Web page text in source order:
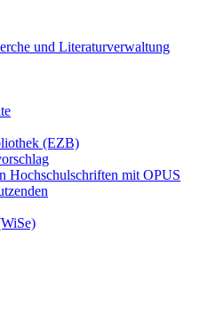
und Literaturverwaltung
(EZB)
Hochschulschriften mit OPUS